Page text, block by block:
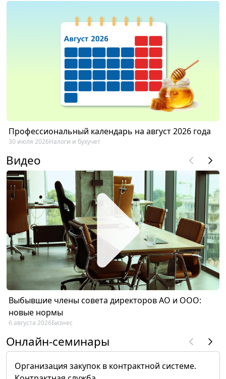
Профессиональный календарь на август 2026 года
30 июля 2026Налоги и бухучет
Видео
Выбывшие члены совета директоров АО и ООО:
новые нормы
6 августа 2026Бизнес
Онлайн-семинары
Организация закупок в контрактной системе.